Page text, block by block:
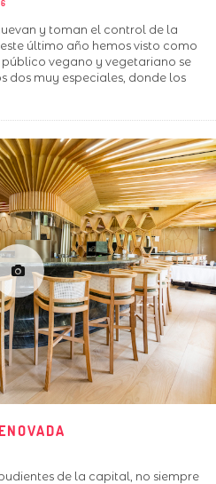
y toman el control de la
último año hemos visto como
vegano y vegetariano se
dos muy especiales, donde los
de la capital, no siempre